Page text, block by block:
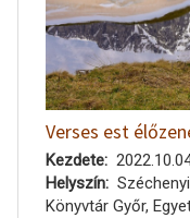
Verses est
Kezdete
Helyszín
Könyvtár Győr,